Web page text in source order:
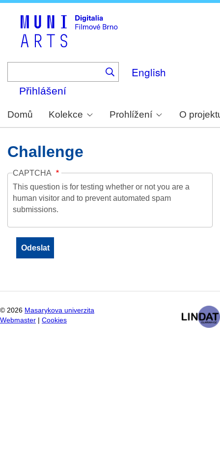
English
Přihlášení
Domů Kolekce Prohlížení O
Challenge
CAPTCHA
This question is for testing whether or not you are a
human visitor and to prevent automated spam
submissions.
© 2026 Masarykova univerzita
Webmaster
Cookies